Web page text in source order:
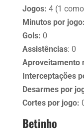
Jogos: 4 (1
Minutos por jogo:
Gols: 0
Assistências: 0
Aproveitamento
Interceptações
Desarmes por
Cortes por jogo:
Betinho